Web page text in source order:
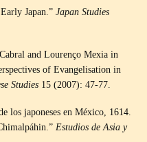
Japan.” Japan Studies
and Lourenço Mexia in
of Evangelisation in
Studies 15 (2007): 47-77.
los japoneses en México, 1614.
Estudios de Asia y